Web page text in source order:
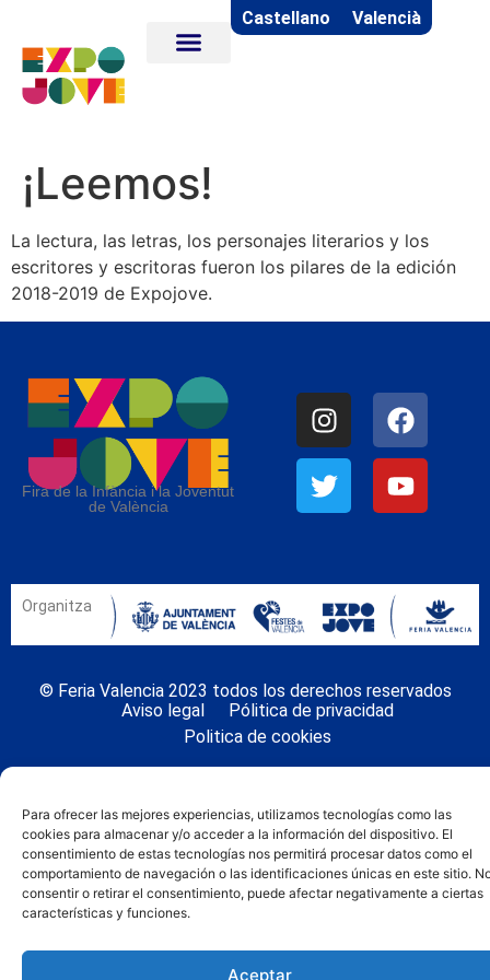
Para ofrecer las mejores experiencias, utilizamos tecnologías como las
cookies para almacenar y/o acceder a la información del dispositivo. El
consentimiento de estas tecnologías nos permitirá procesar datos como el
comportamiento de navegación o las identificaciones únicas en este sitio.
consentir o retirar el consentimiento, puede afectar negativamente a ciertas
características y funciones.
Aceptar
Castellano Valencià
¡Leemos!
La lectura, las letras, los personajes literarios y los
escritores y escritoras fueron los pilares de la edición
2018-2019 de Expojove.
Fira de la Infància i la Joventut
de València
Organitza
© Feria Valencia 2023 todos los derechos reservados
Aviso legal
Pólitica de privacidad
Politica de cookies